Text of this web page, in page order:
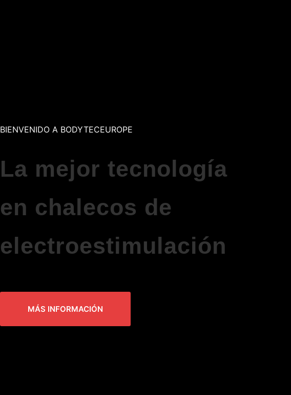
BIENVENIDO A BODYTECEUROPE
La mejor tecnología
en chalecos de
electroestimulación
MÁS INFORMACIÓN